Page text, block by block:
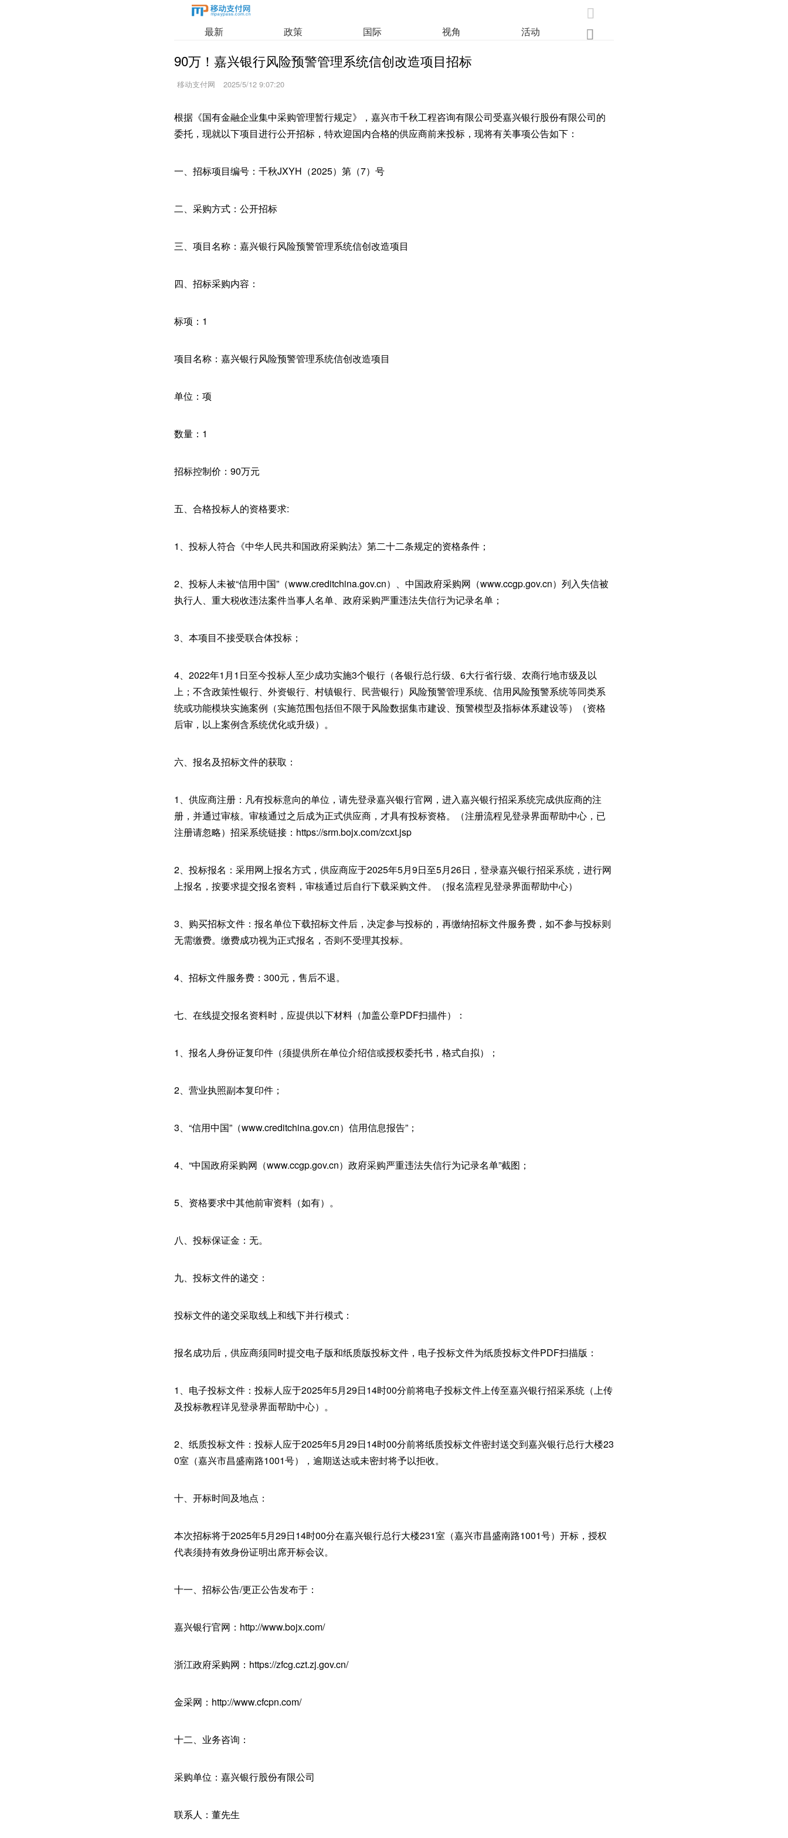

最新 政策 国际 视角 活动 
90万！嘉兴银行风险预警管理系统信创改造项目招标
移动支付网 2025/5/12 9:07:20
根据《国有金融企业集中采购管理暂行规定》，嘉兴市千秋工程咨询有限公司受嘉兴银行股份有限公司的
委托，现就以下项目进行公开招标，特欢迎国内合格的供应商前来投标，现将有关事项公告如下：
一、招标项目编号：千秋JXYH（2025）第（7）号
二、采购方式：公开招标
三、项目名称：嘉兴银行风险预警管理系统信创改造项目
四、招标采购内容：
标项：1
项目名称：嘉兴银行风险预警管理系统信创改造项目
单位：项
数量：1
招标控制价：90万元
五、合格投标人的资格要求:
1、投标人符合《中华人民共和国政府采购法》第二十二条规定的资格条件；
2、投标人未被“信用中国”（www.creditchina.gov.cn）、中国政府采购网（www.ccgp.gov.cn）列入失信被
执行人、重大税收违法案件当事人名单、政府采购严重违法失信行为记录名单；
3、本项目不接受联合体投标；
4、2022年1月1日至今投标人至少成功实施3个银行（各银行总行级、6大行省行级、农商行地市级及以
上；不含政策性银行、外资银行、村镇银行、民营银行）风险预警管理系统、信用风险预警系统等同类系
统或功能模块实施案例（实施范围包括但不限于风险数据集市建设、预警模型及指标体系建设等）（资格
后审，以上案例含系统优化或升级）。
六、报名及招标文件的获取：
1、供应商注册：凡有投标意向的单位，请先登录嘉兴银行官网，进入嘉兴银行招采系统完成供应商的注
册，并通过审核。审核通过之后成为正式供应商，才具有投标资格。（注册流程见登录界面帮助中心，已
注册请忽略）招采系统链接：https://srm.bojx.com/zcxt.jsp
2、投标报名：采用网上报名方式，供应商应于2025年5月9日至5月26日，登录嘉兴银行招采系统，进行网
上报名，按要求提交报名资料，审核通过后自行下载采购文件。（报名流程见登录界面帮助中心）
3、购买招标文件：报名单位下载招标文件后，决定参与投标的，再缴纳招标文件服务费，如不参与投标则
无需缴费。缴费成功视为正式报名，否则不受理其投标。
4、招标文件服务费：300元，售后不退。
七、在线提交报名资料时，应提供以下材料（加盖公章PDF扫描件）：
1、报名人身份证复印件（须提供所在单位介绍信或授权委托书，格式自拟）；
2、营业执照副本复印件；
3、“信用中国”（www.creditchina.gov.cn）信用信息报告”；
4、“中国政府采购网（www.ccgp.gov.cn）政府采购严重违法失信行为记录名单”截图；
5、资格要求中其他前审资料（如有）。
八、投标保证金：无。
九、投标文件的递交：
投标文件的递交采取线上和线下并行模式：
报名成功后，供应商须同时提交电子版和纸质版投标文件，电子投标文件为纸质投标文件PDF扫描版：
1、电子投标文件：投标人应于2025年5月29日14时00分前将电子投标文件上传至嘉兴银行招采系统（上传
及投标教程详见登录界面帮助中心）。
2、纸质投标文件：投标人应于2025年5月29日14时00分前将纸质投标文件密封送交到嘉兴银行总行大楼23
0室（嘉兴市昌盛南路1001号），逾期送达或未密封将予以拒收。
十、开标时间及地点：
本次招标将于2025年5月29日14时00分在嘉兴银行总行大楼231室（嘉兴市昌盛南路1001号）开标，授权
代表须持有效身份证明出席开标会议。
十一、招标公告/更正公告发布于：
嘉兴银行官网：http://www.bojx.com/
浙江政府采购网：https://zfcg.czt.zj.gov.cn/
金采网：http://www.cfcpn.com/
十二、业务咨询：
采购单位：嘉兴银行股份有限公司
联系人：董先生